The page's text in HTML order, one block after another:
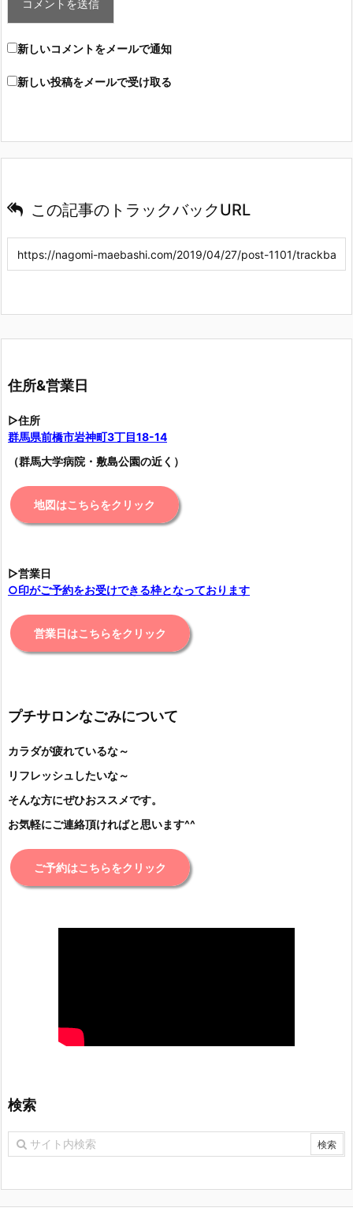
新しいコメントをメールで通知
新しい投稿をメールで受け取る
この記事のトラックバックURL
住所&営業日
▷住所
群馬県前橋市岩神町3丁目18-14
（群馬大学病院・敷島公園の近く）
地図はこちらをクリック
▷営業日
○印がご予約をお受けできる枠となっております
営業日はこちらをクリック
プチサロンなごみについて
カラダが疲れているな～
リフレッシュしたいな～
そんな方にぜひおススメです。
お気軽にご連絡頂ければと思います^^
ご予約はこちらをクリック
検索